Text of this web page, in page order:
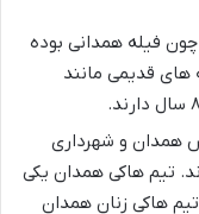
فیله همدانی بوده
های قدیمی مانند
همدان و شهرداری
تیم هاکی همدان یکی
هاکی زنان همدان